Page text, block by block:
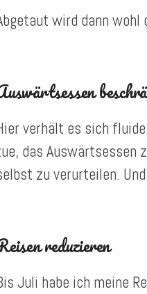
wird dann wohl
verhält es sich
das Auswärtsessen
zu verurteilen.
reduzieren
Juli habe ich meine